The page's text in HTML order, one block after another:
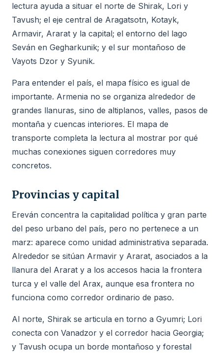
lectura ayuda a situar el norte de Shirak, Lori y
Tavush; el eje central de Aragatsotn, Kotayk,
Armavir, Ararat y la capital; el entorno del lago
Seván en Gegharkunik; y el sur montañoso de
Vayots Dzor y Syunik.
Para entender el país, el mapa físico es igual de
importante. Armenia no se organiza alrededor de
grandes llanuras, sino de altiplanos, valles, pasos de
montaña y cuencas interiores. El mapa de
transporte completa la lectura al mostrar por qué
muchas conexiones siguen corredores muy
concretos.
Provincias y capital
Ereván concentra la capitalidad política y gran parte
del peso urbano del país, pero no pertenece a un
marz: aparece como unidad administrativa separada.
Alrededor se sitúan Armavir y Ararat, asociados a la
llanura del Ararat y a los accesos hacia la frontera
turca y el valle del Arax, aunque esa frontera no
funciona como corredor ordinario de paso.
Al norte, Shirak se articula en torno a Gyumri; Lori
conecta con Vanadzor y el corredor hacia Georgia;
y Tavush ocupa un borde montañoso y forestal